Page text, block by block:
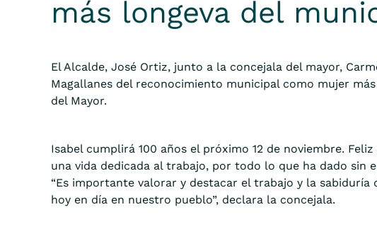
más longeva del
El Alcalde, José Ortiz, junto a la concejala del mayor,
Magallanes del reconocimiento municipal como mujer
del Mayor.
Isabel cumplirá 100 años el próximo 12 de noviembre.
una vida dedicada al trabajo, por todo lo que ha dado sin
“Es importante valorar y destacar el trabajo y la sabiduría
hoy en día en nuestro pueblo”, declara la concejala.